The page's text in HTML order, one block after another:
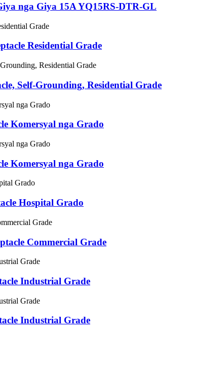
nga Giya 15A YQ15RS-DTR-GL
Residential Grade
Self-Grounding, Residential Grade
Komersyal nga Grado
Komersyal nga Grado
Hospital Grado
Commercial Grade
Industrial Grade
Industrial Grade